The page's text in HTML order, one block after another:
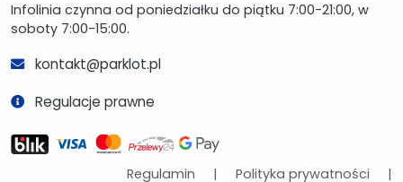
Infolinia czynna od poniedziałku do piątku 7:00-21:00, w
soboty 7:00-15:00.
kontakt@parklot.pl
Regulacje prawne
Regulamin | Polityka prywatności |